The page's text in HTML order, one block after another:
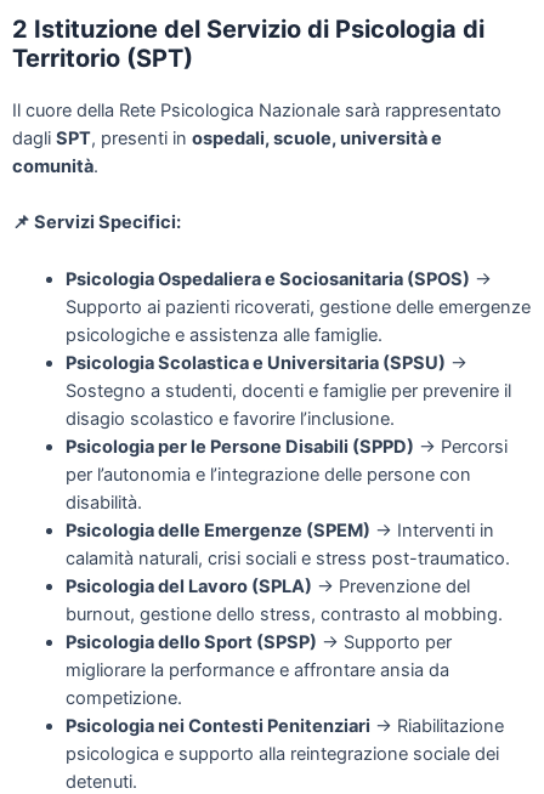
2 Istituzione del Servizio di Psicologia di
Territorio (SPT)
Il cuore della Rete Psicologica Nazionale sarà rappresentato
dagli SPT, presenti in ospedali, scuole, università e
comunità.
📌 Servizi Specifici:
Psicologia Ospedaliera e Sociosanitaria (SPOS) →
Supporto ai pazienti ricoverati, gestione delle emergenze
psicologiche e assistenza alle famiglie.
Psicologia Scolastica e Universitaria (SPSU) →
Sostegno a studenti, docenti e famiglie per prevenire il
disagio scolastico e favorire l’inclusione.
Psicologia per le Persone Disabili (SPPD) → Percorsi
per l’autonomia e l’integrazione delle persone con
disabilità.
Psicologia delle Emergenze (SPEM) → Interventi in
calamità naturali, crisi sociali e stress post-traumatico.
Psicologia del Lavoro (SPLA) → Prevenzione del
burnout, gestione dello stress, contrasto al mobbing.
Psicologia dello Sport (SPSP) → Supporto per
migliorare la performance e affrontare ansia da
competizione.
Psicologia nei Contesti Penitenziari → Riabilitazione
psicologica e supporto alla reintegrazione sociale dei
detenuti.